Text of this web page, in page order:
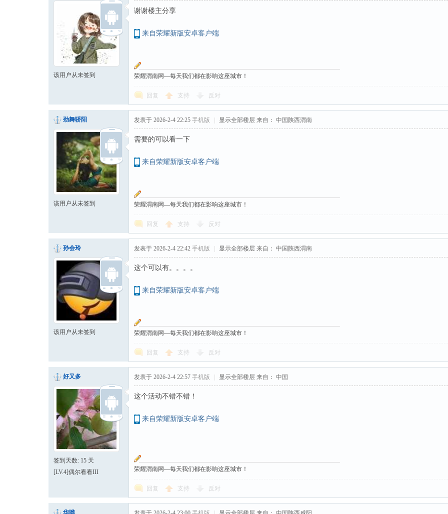
该用户从未签到
谢谢楼主分享
来自荣耀新版安卓客户端
荣耀渭南网---每天我们都在影响这座城市！
回复 支持 反对
劲舞骄阳
该用户从未签到
发表于 2026-2-4 22:25 手机版 显示全部楼层 来自： 中国陕西渭南
需要的可以看一下
来自荣耀新版安卓客户端
荣耀渭南网---每天我们都在影响这座城市！
回复 支持 反对
孙会玲
该用户从未签到
发表于 2026-2-4 22:42 手机版 显示全部楼层 来自： 中国陕西渭南
这个可以有。。。。
来自荣耀新版安卓客户端
荣耀渭南网---每天我们都在影响这座城市！
回复 支持 反对
好又多
签到天数: 15 天
[LV.4]偶尔看看III
发表于 2026-2-4 22:57 手机版 显示全部楼层 来自： 中国
这个活动不错不错！
来自荣耀新版安卓客户端
荣耀渭南网---每天我们都在影响这座城市！
回复 支持 反对
华骅